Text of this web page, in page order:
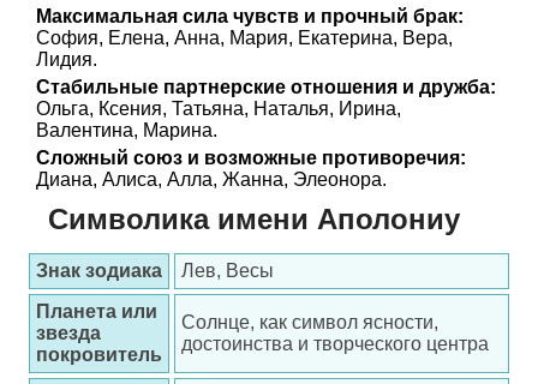
Максимальная сила чувств и прочный брак:
София, Елена, Анна, Мария, Екатерина, Вера,
Лидия.
Стабильные партнерские отношения и дружба:
Ольга, Ксения, Татьяна, Наталья, Ирина,
Валентина, Марина.
Сложный союз и возможные противоречия:
Диана, Алиса, Алла, Жанна, Элеонора.
Символика имени Аполониу
Знак зодиака
Лев, Весы
Планета или
звезда
покровитель
Солнце, как символ ясности,
достоинства и творческого центра